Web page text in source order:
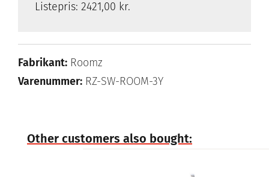
Listepris: 2421,00 kr.
Fabrikant: Roomz
Varenummer: RZ-SW-ROOM-3Y
Other customers also bought: